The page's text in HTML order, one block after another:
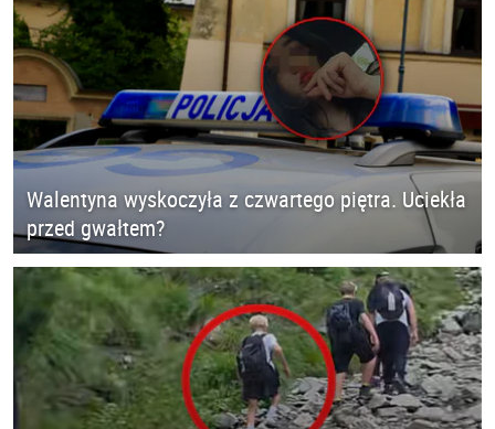
Walentyna wyskoczyła z czwartego piętra. Uciekła
przed gwałtem?